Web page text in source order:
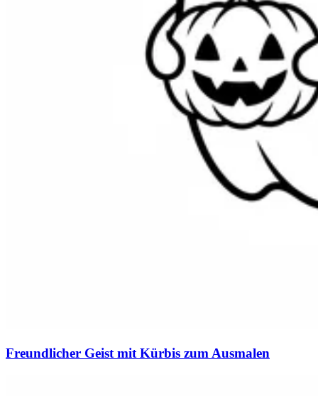
Freundlicher Geist mit Kürbis zum Ausmalen